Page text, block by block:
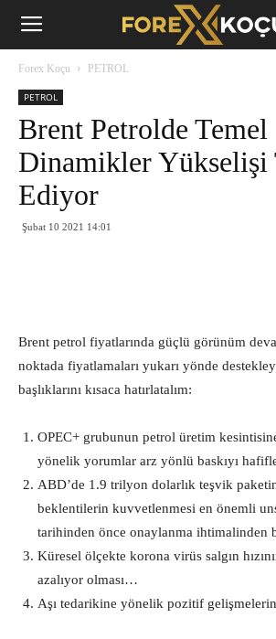
Forex
Forex Koçu PETROL
PETROL
Brent Petrolde Temel
Dinamikler Yükselişi
Ediyor
Şubat 10 2021 14:01
Brent petrol fiyatlarında güçlü görünüm
noktada fiyatlamaları yukarı yönde
başlıklarını kısaca hatırlatalım:
OPEC+ grubunun petrol üretim
yönelik yorumlar arz yönlü baskıyı
ABD’de 1.9 trilyon dolarlık teşvik
beklentilerin kuvvetlenmesi en önemli
tarihinden önce onaylanma ihtimalinden
Küresel ölçekte korona virüs salgın
azalıyor olması…
Aşı tedarikine yönelik pozitif